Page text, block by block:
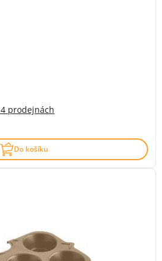
4 prodejnách
Do košíku